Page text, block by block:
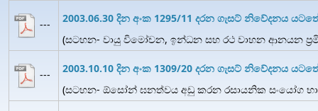
---
2003.06.30 දින අංක 1295/11 දරන ගැසට් නිවේදනය
(සටහන- වායු විමෝචන, ඉන්ධන සහ රථ වාහන ආනයන
---
2003.10.10 දින අංක 1309/20 දරන ගැසට් නිවේදනය
(සටහන- ඕසෝන් ඝනත්වය අඩු කරන රසායනික සංයෝග